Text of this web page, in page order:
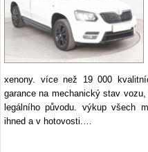
xenony. více než 19 000
garance na mechanický stav
legálního původu. výkup všech
ihned a v hotovosti.…